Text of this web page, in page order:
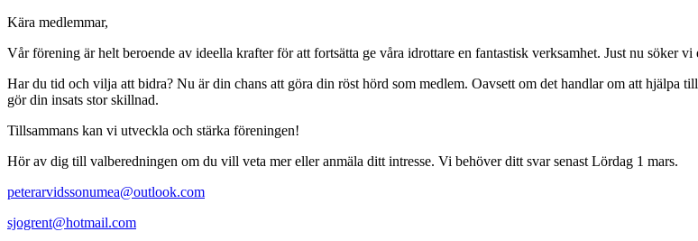
Kära medlemmar,
Vår förening är helt beroende av ideella krafter för att fortsätta ge våra idrottare en fantastisk verksamhet. Just nu söker
Har du tid och vilja att bidra? Nu är din chans att göra din röst hörd som medlem. Oavsett om det handlar om att hjälpa
gör din insats stor skillnad.
Tillsammans kan vi utveckla och stärka föreningen!
Hör av dig till valberedningen om du vill veta mer eller anmäla ditt intresse. Vi behöver ditt svar senast Lördag 1 mars.
peterarvidssonumea@outlook.com
sjogrent@hotmail.com